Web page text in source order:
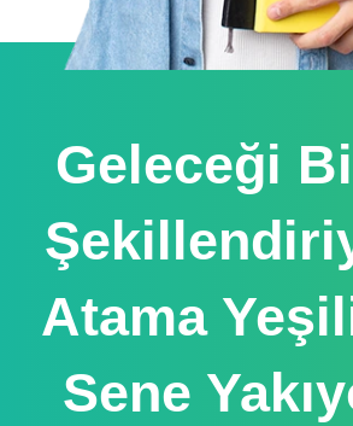
Geleceği
Atama
Sene